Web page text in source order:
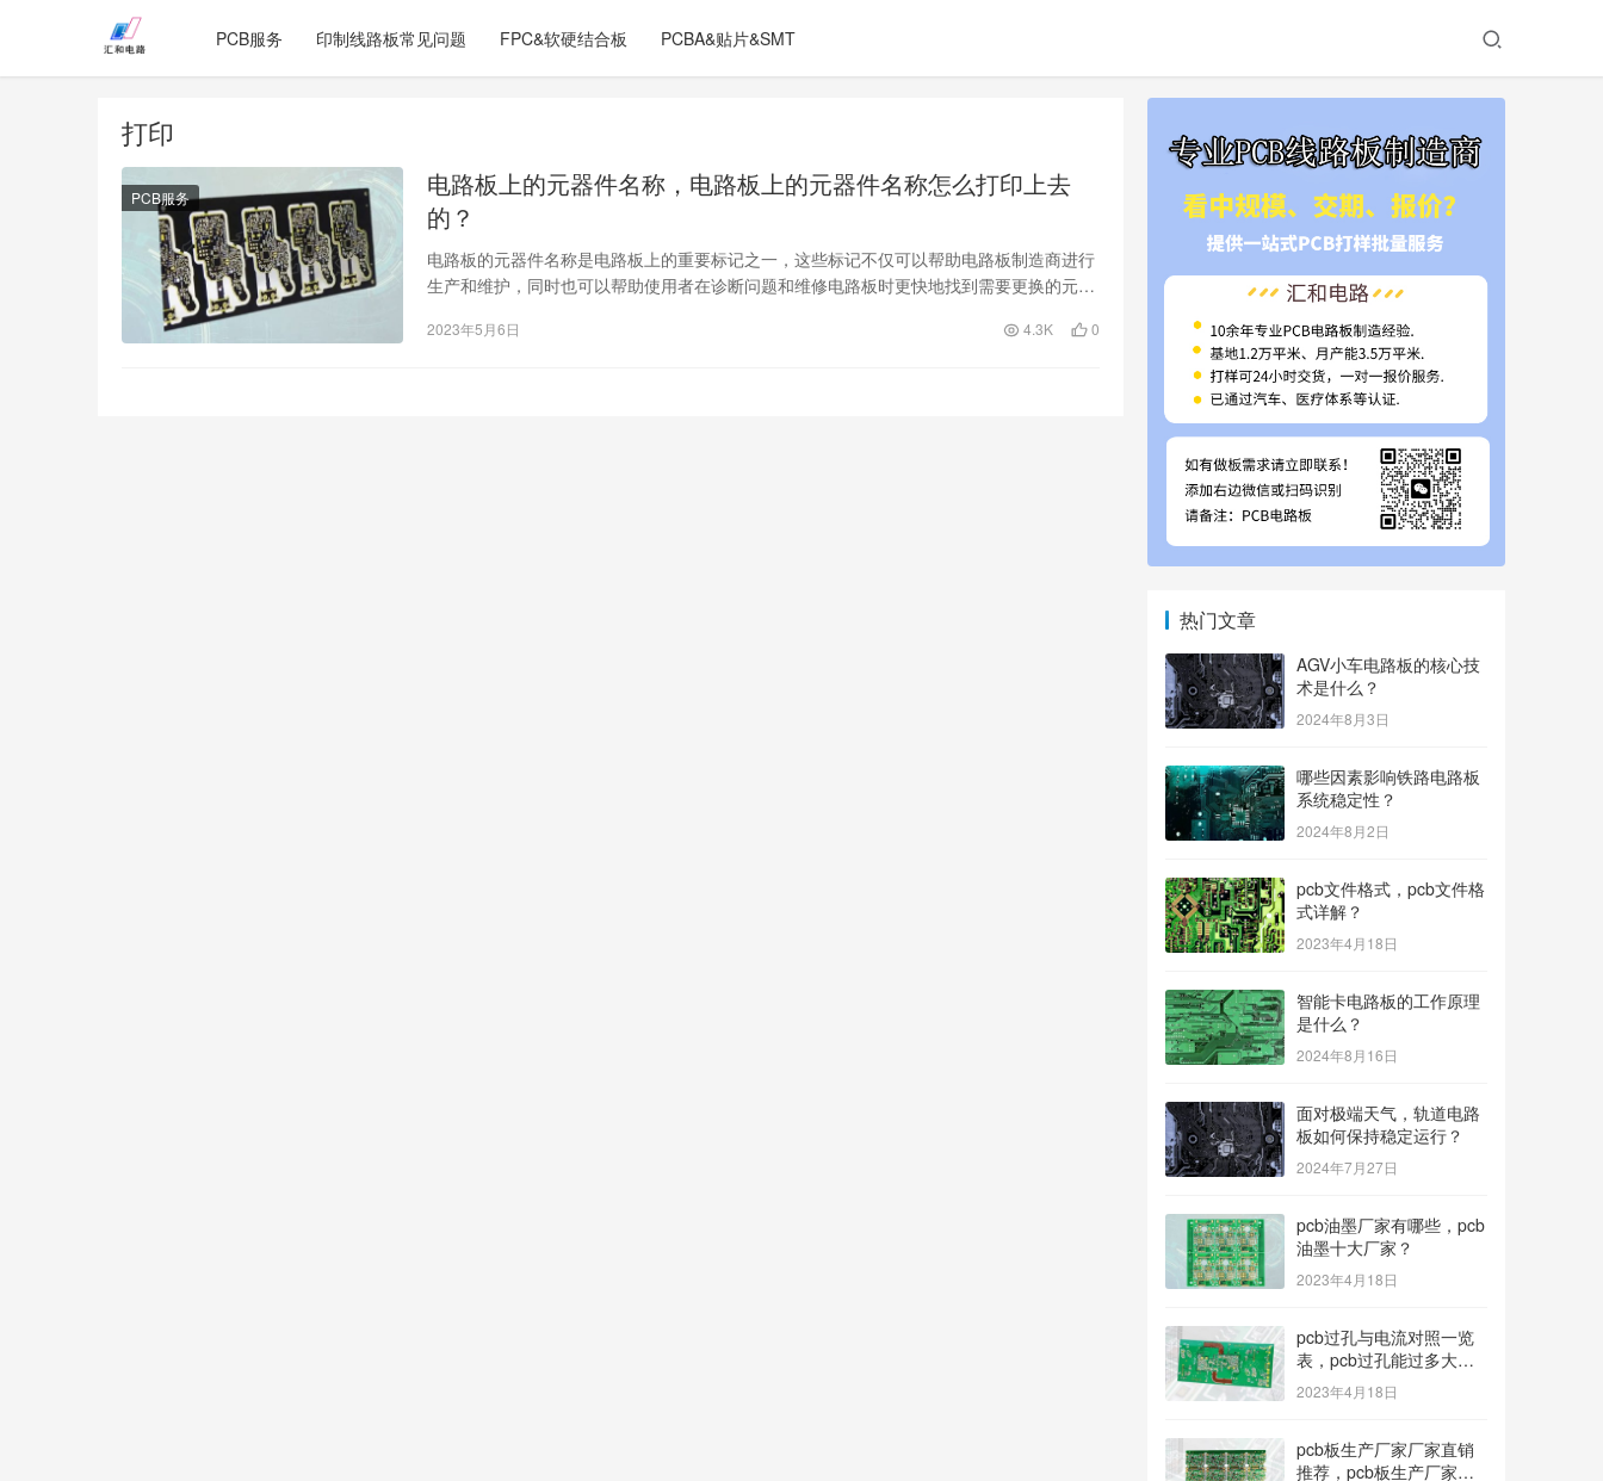
PCB服务 印制线路板常见问题 FPC&软硬结合板 PCBA&贴片&SMT
打印
PCB服务
电路板上的元器件名称，电路板上的元器件名称怎么打印上去
的？
电路板的元器件名称是电路板上的重要标记之一，这些标记不仅可以帮助电路板制造商进行
生产和维护，同时也可以帮助使用者在诊断问题和维修电路板时更快地找到需要更换的元器
2023年5月6日 4.3K 0
热门文章
AGV小车电路板的核心技
术是什么？
2024年8月3日
哪些因素影响铁路电路板
系统稳定性？
2024年8月2日
pcb文件格式，pcb文件格
式详解？
2023年4月18日
智能卡电路板的工作原理
是什么？
2024年8月16日
面对极端天气，轨道电路
板如何保持稳定运行？
2024年7月27日
pcb油墨厂家有哪些，pcb
油墨十大厂家？
2023年4月18日
pcb过孔与电流对照一览
表，pcb过孔能过多大电
流？
2023年4月18日
pcb板生产厂家厂家直销
推荐，pcb板生产厂家多